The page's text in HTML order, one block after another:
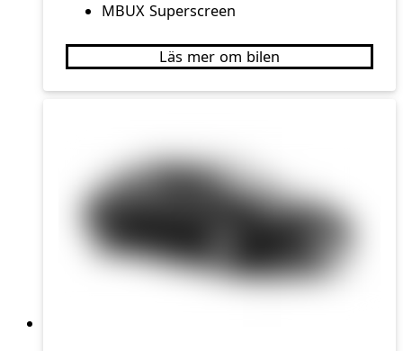
MBUX Superscreen
Läs mer om bilen